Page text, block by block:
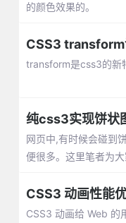
的颜色效果的。
CSS3
transform是css3的新
纯css3实现饼状
网页中,有时候会碰到
便很多。这里笔者为
CSS3 动画性能
CSS3 动画给 Web 的